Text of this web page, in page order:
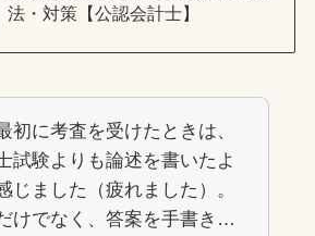
法・対策【公認会計士】
初に考査を受けたときは、
試験よりも論述を書いたよ
じました（疲れました）。
けでなく、答案を手書き…